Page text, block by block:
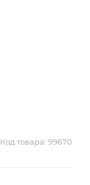
Код товара: 99670